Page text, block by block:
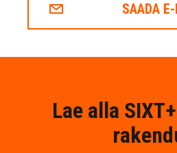
SAADA
Lae alla